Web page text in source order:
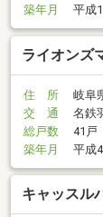
築年月
平成
ライオンズ
住 所
岐阜
交 通
名鉄
総戸数
41戸
築年月
平成
キャッスル